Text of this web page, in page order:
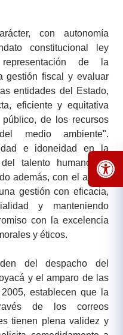
con autonomía
constitucional ley
de la
gestión fiscal y evaluar
entidades del Estado,
eficiente y equitativa
de los recursos
medio ambiente".
e idoneidad en la
talento humano en
además, con el apoyo
gestión con eficacia,
y manteniendo
con la excelencia
y éticos.
del despacho del
y el amparo de las
establecen que la
de los correos
tienen plena validez y